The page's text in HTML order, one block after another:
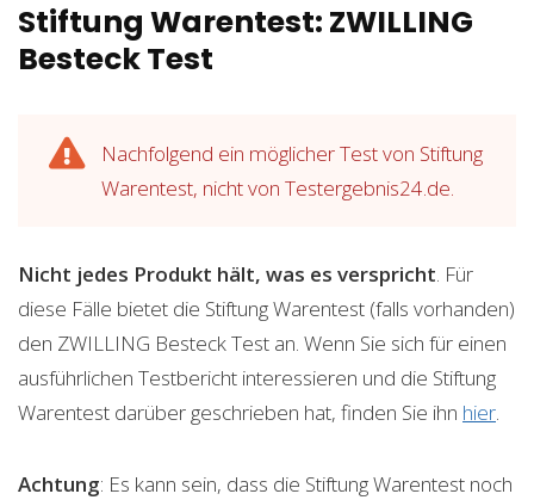
Stiftung Warentest: ZWILLING
Besteck Test
Nachfolgend ein möglicher Test von Stiftung
Warentest, nicht von Testergebnis24.de.
Nicht jedes Produkt hält, was es verspricht. Für
diese Fälle bietet die Stiftung Warentest (falls vorhanden)
den ZWILLING Besteck Test an. Wenn Sie sich für einen
ausführlichen Testbericht interessieren und die Stiftung
Warentest darüber geschrieben hat, finden Sie ihn hier.
Achtung: Es kann sein, dass die Stiftung Warentest noch